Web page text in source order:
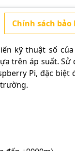
Chính sách
kỹ thuật số
trên áp suất. Sử
Pi, đặc